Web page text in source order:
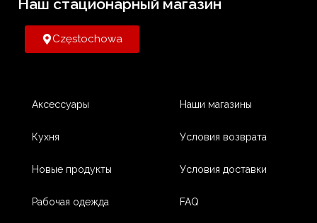
Наш стационарный магазин​
Częstochowa
Аксессуары
Кухня
Новые продукты
Рабочая одежда
Наши магазины
Условия возврата
Условия доставки
FAQ